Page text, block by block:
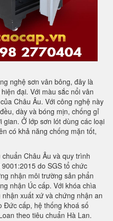
nghệ sơn vân bông, đây là
đại. Với màu sắc nổi vân
Châu Âu. Với công nghệ này
dày và bóng mịn, chống gỉ
Ở lớp sơn lót dùng các loại
có khả năng chống mặn tốt,
Châu Âu và quy trình
do SGS tổ chức
nhận môi trường sản phẩn
nhận Úc cấp. Với khóa chìa
xuất xứ và chứng nhận an
Đức cấp, hệ thống khoá số
theo tiêu chuẩn Hà Lan.